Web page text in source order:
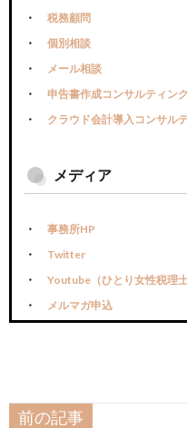
税務顧問
個別相談
メール相談
申告書作成コンサルティン
クラウド会計導入コンサル
メディア
事務所HP
Twitter
Youtube（ひとり女性税理士
メルマガ申込
前の記事